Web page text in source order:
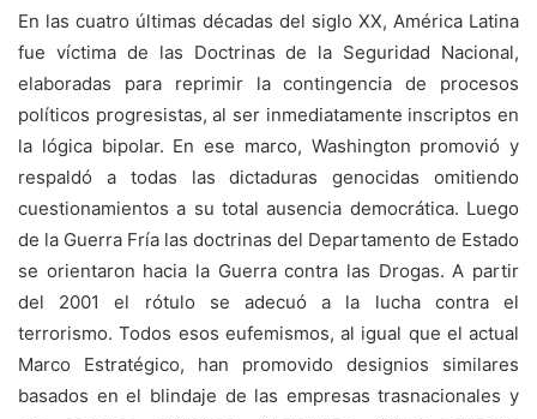
En las cuatro últimas décadas del siglo XX, América Latina
fue víctima de las Doctrinas de la Seguridad Nacional,
elaboradas para reprimir la contingencia de procesos
políticos progresistas, al ser inmediatamente inscriptos en
la lógica bipolar. En ese marco, Washington promovió y
respaldó a todas las dictaduras genocidas omitiendo
cuestionamientos a su total ausencia democrática. Luego
de la Guerra Fría las doctrinas del Departamento de Estado
se orientaron hacia la Guerra contra las Drogas. A partir
del 2001 el rótulo se adecuó a la lucha contra el
terrorismo. Todos esos eufemismos, al igual que el actual
Marco Estratégico, han promovido designios similares
basados en el blindaje de las empresas trasnacionales y